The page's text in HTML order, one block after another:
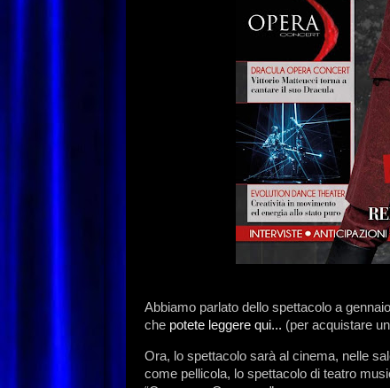
Abbiamo parlato dello spettacolo a
che potete leggere qui... (per acquistare
Ora, lo spettacolo sarà al cinema, nelle
come pellicola, lo spettacolo di teatro